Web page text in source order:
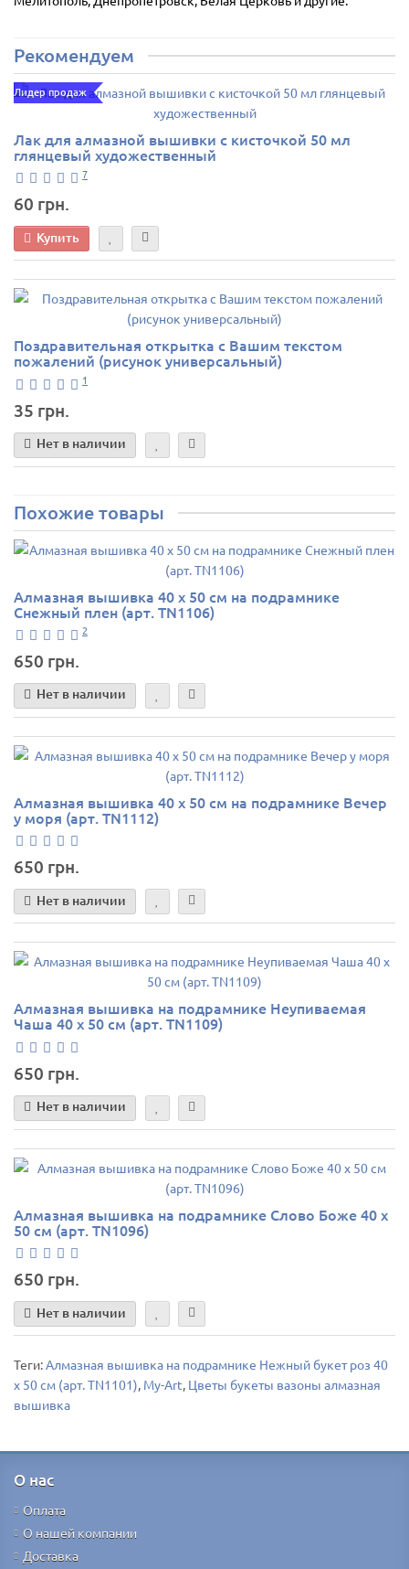
Рекомендуем
Лидер продаж
Лак для алмазной вышивки с кисточкой 50 мл
глянцевый художественный
7
60 грн.
Купить
Поздравительная открытка с Вашим текстом
пожалений (рисунок универсальный)
1
35 грн.
Нет в наличии
Похожие товары
Алмазная вышивка 40 х 50 см на подрамнике
Снежный плен (арт. TN1106)
2
650 грн.
Нет в наличии
Алмазная вышивка 40 х 50 см на подрамнике Вечер
у моря (арт. TN1112)
650 грн.
Нет в наличии
Алмазная вышивка на подрамнике Неупиваемая
Чаша 40 х 50 см (арт. TN1109)
650 грн.
Нет в наличии
Алмазная вышивка на подрамнике Слово Боже 40 х
50 см (арт. TN1096)
650 грн.
Нет в наличии
Теги:Алмазная вышивка на подрамнике Нежный букет роз 40
х 50 см (арт. TN1101), My-Art, Цветы букеты вазоны алмазная
вышивка
О нас
Оплата
О нашей компании
Доставка